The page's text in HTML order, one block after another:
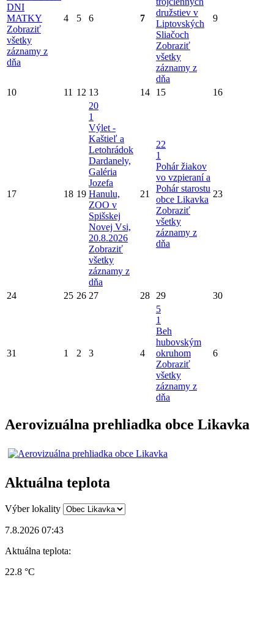
DNI
MATKY
Zobraziť
všetky
záznamy z
dňa
4 5 6 7
družstiev v
Liptovských
Sliačoch
Zobraziť
všetky
záznamy z
dňa
9
10 11 12 13 14 15 16
17 18 19
20
1
Výlet -
Kaštieľ a
Letohrádok
Dardanely,
Galéria
Jozefa
Hanulu,
ZOO v
Spišskej
Novej Vsi,
20.8.2026
Zobraziť
všetky
záznamy z
dňa
21
22
1
Pohár žiakov
vo vzpieraní a
Pohár starostu
obce Likavka
Zobraziť
všetky
záznamy z
dňa
23
24 25 26 27 28 29 30
31 1 2 3 4
5
1
Beh
hubovským
okruhom
Zobraziť
všetky
záznamy z
dňa
6
Aerovizuálna prehliadka obce Likavka
Aktuálna teplota
Výber lokality
7.8.2026 07:43
Aktuálna teplota:
22.8 °C